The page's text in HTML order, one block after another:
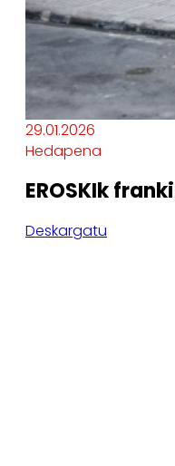
29.01.2026
Hedapena
EROSKIk
Deskargatu